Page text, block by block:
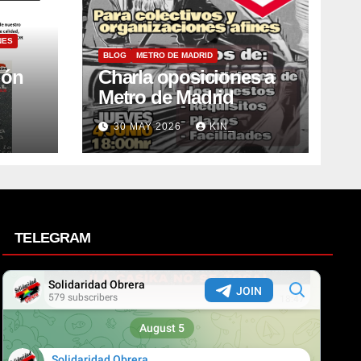
BLOG METRO DE MADRID
Charla oposiciones a
Metro de Madrid
30 MAY 2026 KIN_
TELEGRAM